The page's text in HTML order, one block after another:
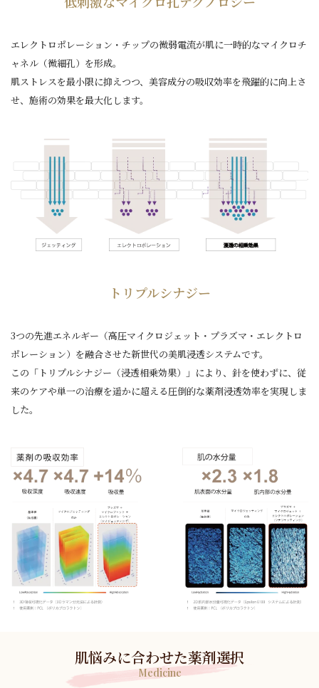
エレクトロポレーション・チップの微弱電流が肌に一時的なマイクロチ
ャネル（微細孔）を形成。
肌ストレスを最小限に抑えつつ、美容成分の吸収効率を飛躍的に向上さ
せ、 施術の効果を最大化します。
トリプルシナジー
3つの先進エネルギー（高圧マイクロジェット・プラズマ・エレクトロ
ポレーション）を融合させた新世代の美肌浸透システムです。
この「トリプルシナジー（浸透相乗効果）」により、針を使わずに、 従
来のケアや単一の治療を遥かに超える圧倒的な薬剤浸透効率を実現しま
した。
肌悩みに合わせた薬剤選択
Medicine